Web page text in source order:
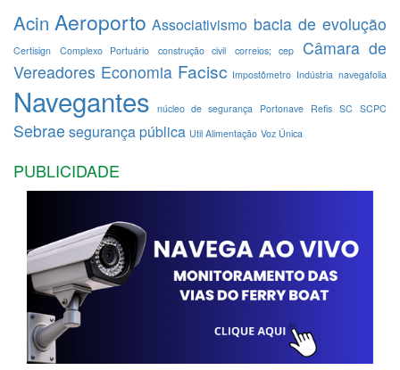
Acin Aeroporto Associativismo bacia de evolução
Certisign Complexo Portuário construção civil correios; cep
Câmara de
Vereadores Economia Facisc Impostômetro Indústria navegafolia
Navegantes núcleo de segurança Portonave Refis SC SCPC
Sebrae segurança pública Util Alimentação Voz Única
PUBLICIDADE